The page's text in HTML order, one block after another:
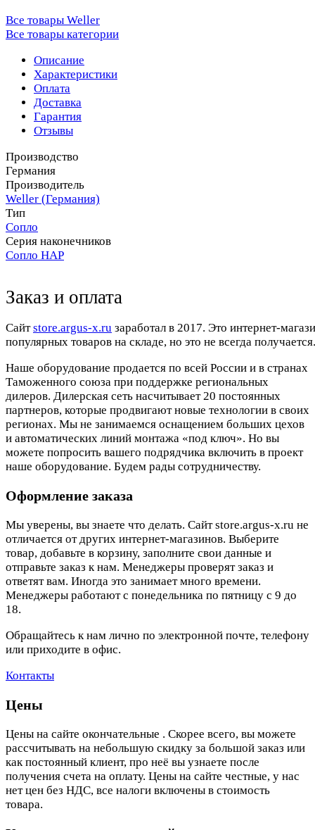
Все товары Weller
Все товары категории
Описание
Характеристики
Оплата
Доставка
Гарантия
Отзывы
Производство
Германия
Производитель
Weller (Германия)
Тип
Сопло
Серия наконечников
Сопло HAP
Заказ и оплата
Cайтstore.argus-x.ru заработал в 2017. Это интернет-
популярных товаров на складе, но это не всегда
Наше оборудование продается по всей России и в странах
Таможенного союза при поддержке региональных
дилеров. Дилерская сеть насчитывает 20 постоянных
партнеров, которые продвигают новые технологии в своих
регионах. Мы не занимаемся оснащением больших цехов
и автоматических линий монтажа «под ключ». Но вы
можете попросить вашего подрядчика включить в проект
наше оборудование. Будем рады сотрудничеству.
Оформление заказа
Мы уверены, вы знаете что делать. Сайт store.argus-x.ru не
отличается от других интернет-магазинов. Выберите
товар, добавьте в корзину, заполните свои данные и
отправьте заказ к нам. Менеджеры проверят заказ и
ответят вам. Иногда это занимает много времени.
Менеджеры работают с понедельника по пятницу с 9 до
18.
Обращайтесь к нам лично по электронной почте, телефону
или приходите в офис.
Контакты
Цены
Цены на сайте окончательные . Скорее всего, вы можете
рассчитывать на небольшую скидку за большой заказ или
как постоянный клиент, про неё вы узнаете после
получения счета на оплату. Цены на сайте честные, у нас
нет цен без НДС, все налоги включены в стоимость
товара.